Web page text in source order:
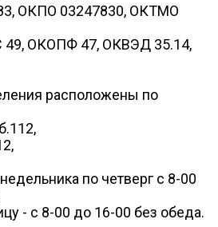
ОКПО 03247830, ОКТМО
ОКОПФ 47, ОКВЭД 35.14,
расположены по
по четверг с 8-00
00 до 16-00 без обеда.